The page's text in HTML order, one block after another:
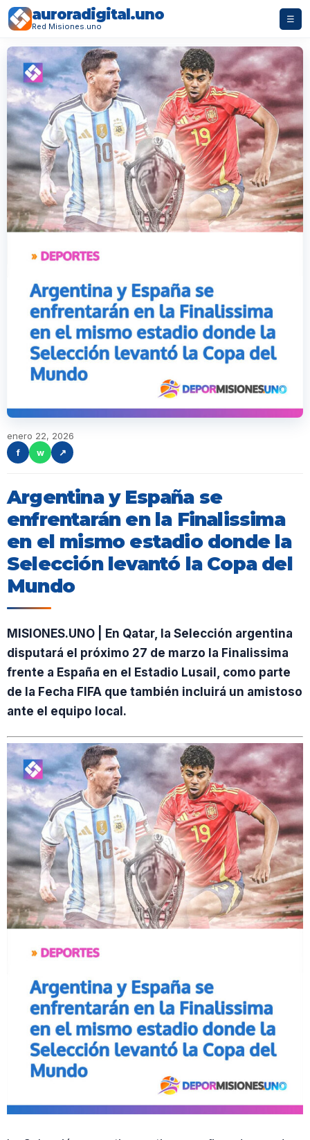
auroradigital.uno
Red Misiones.uno
☰
enero 22, 2026
f
w ↗
Argentina y España se
enfrentarán en la Finalissima
en el mismo estadio donde la
Selección levantó la Copa del
Mundo
MISIONES.UNO | En Qatar, la Selección argentina
disputará el próximo 27 de marzo la Finalissima
frente a España en el Estadio Lusail, como parte
de la Fecha FIFA que también incluirá un amistoso
ante el equipo local.